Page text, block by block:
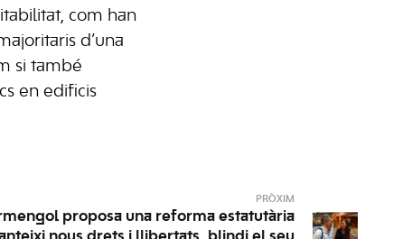
com han
d’una
si també
en edificis
PRÒXIM
proposa una reforma estatutària